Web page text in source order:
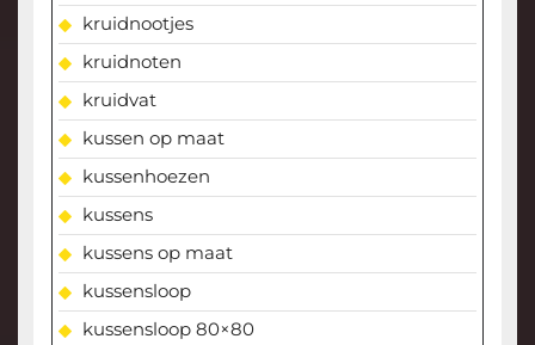
kruidnootjes
kruidnoten
kruidvat
kussen op maat
kussenhoezen
kussens
kussens op maat
kussensloop
kussensloop 80×80